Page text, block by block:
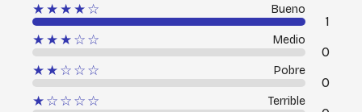
★★★★☆
Bueno
1
★★★☆☆
Medio
0
★★☆☆☆
Pobre
0
★☆☆☆☆
Terrible